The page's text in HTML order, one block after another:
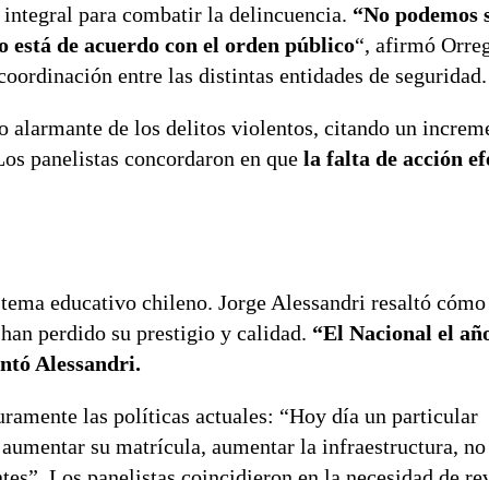
para combatir la delincuencia. “No podemos
está de acuerdo con el orden público“, afirmó
entre las distintas entidades de seguridad.
de los delitos violentos, citando un
panelistas concordaron en que la falta de acción
educativo chileno. Jorge Alessandri resaltó
perdido su prestigio y calidad. “El Nacional el
Alessandri.
las políticas actuales: “Hoy día un particular
su matrícula, aumentar la infraestructura,